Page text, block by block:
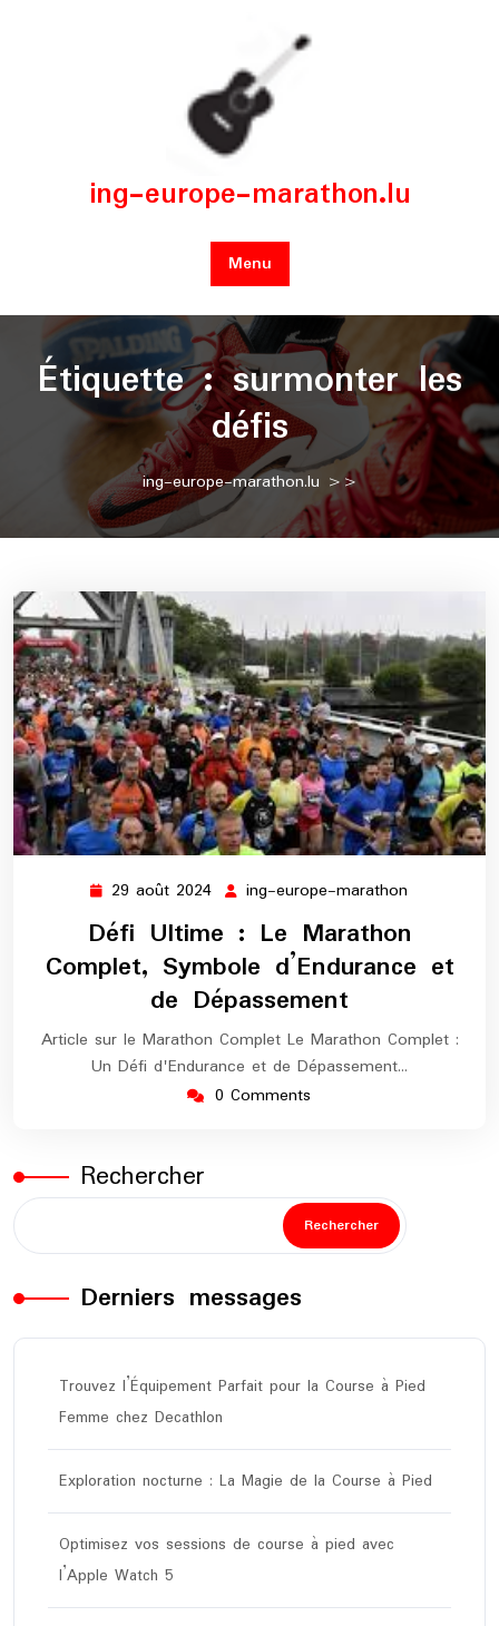
ing-europe-marathon.lu
Menu
Étiquette :surmonter les
défis
ing-europe-marathon.lu >>
29 août 2024 29
2024
ing-europe-marathon
marathon
Défi Ultime : Le Marathon
Complet, Symbole d’Endurance et
de Dépassement
Article sur le Marathon Complet Le Marathon Complet :
Un Défi d'Endurance et de Dépassement…
0 Comments
Rechercher
Rechercher
Derniers messages
Trouvez l’Équipement Parfait pour la Course à Pied
Femme chez Decathlon
Exploration nocturne : La Magie de la Course à Pied
Optimisez vos sessions de course à pied avec
l’Apple Watch 5